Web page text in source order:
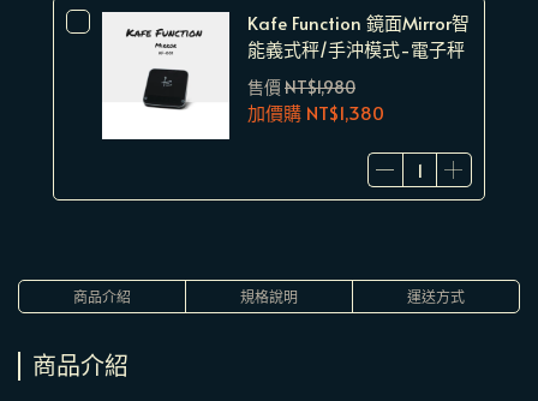
Kafe Function 鏡面Mirror智
能義式秤/手沖模式-電子秤
售價NT$1,980
加價購 NT$1,380
商品介紹 規格說明 運送方式
商品介紹